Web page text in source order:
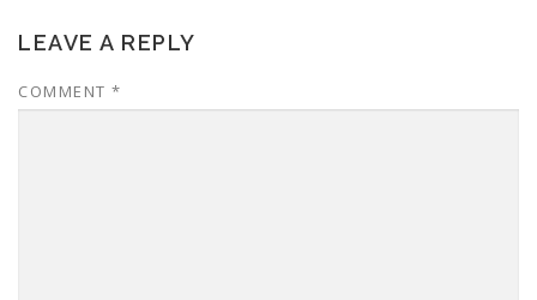
LEAVE A REPLY
COMMENT *